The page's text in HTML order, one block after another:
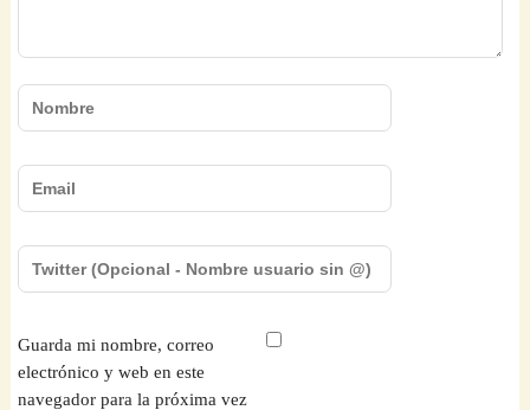
Guarda mi nombre, correo
electrónico y web en este
navegador para la próxima vez